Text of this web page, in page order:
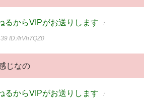
るからVIPがお送りします ：
ID:/IrVh7QZ0
じなの
るからVIPがお送りします ：